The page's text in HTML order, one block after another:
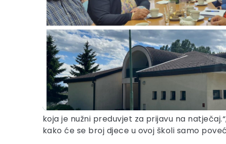
koja je nužni preduvjet za prijavu na
kako će se broj djece u ovoj školi samo